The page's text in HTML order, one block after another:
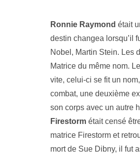
Ronnie Raymond était
destin changea lorsqu’il
Nobel, Martin Stein. Les
Matrice du même nom.
vite, celui-ci se fit un
combat, une deuxième
son corps avec un autre
Firestorm était censé
matrice Firestorm et
mort de Sue Dibny, il fut